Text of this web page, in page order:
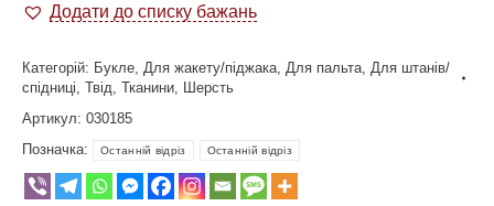
Додати до списку бажань
Категорій: Букле Для жакету/піджака Для пальта Для штанів/
спідниці Твід Тканини Шерсть
Артикул: 030185
Позначка:
Останній відріз Останній відріз